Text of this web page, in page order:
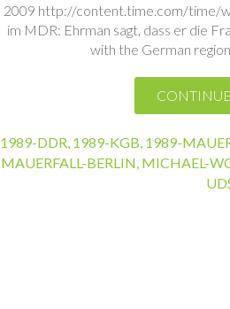
2009 http://content.time.com/time/
im MDR: Ehrman sagt, dass er die
with the German
1989-DDR 1989-KGB 1989-
MAUERFALL-BERLIN MICHAEL-